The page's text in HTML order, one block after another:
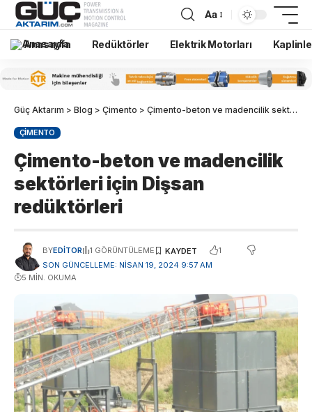
Aa
Anasayfa Redüktörler Elektrik Motorları
Güç Aktarım > Blog > Çimento > Çimento-beton ve madencilik sektörleri için Dişsan redüktörleri
ÇIMENTO
Çimento-beton ve madencilik
sektörleri için Dişsan
redüktörleri
SON GÜNCELLEME: NISAN 19, 2024 9:57 AM
BYEDITOR 1 GÖRÜNTÜLEME 1
5 MIN. OKUMA